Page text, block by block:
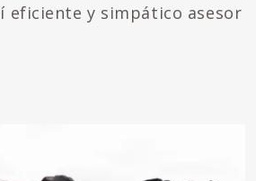
eficiente y simpático asesor